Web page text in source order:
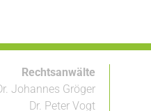
Rechtsanwälte
Johannes Gröger
Dr. Peter Vogt